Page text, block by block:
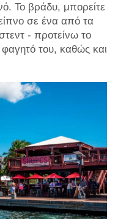
Το βράδυ, μπορείτε
σε ένα από τα
- προτείνω το
φαγητό του, καθώς και